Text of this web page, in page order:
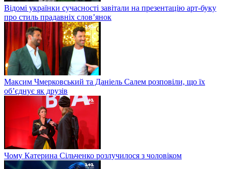
Відомі українки сучасності завітали на презентацію арт-буку
про стиль прадавніх слов’янок
Максим Чмерковський та Даніель Салем розповіли, що їх
об’єднує як друзів
Чому Катерина Сільченко розлучилося з чоловіком